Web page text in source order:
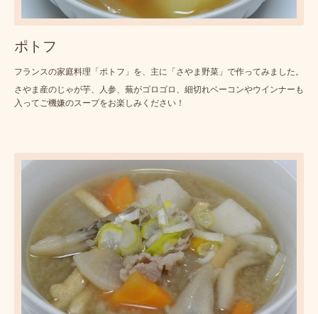
ポトフ
フランスの家庭料理「ポトフ」を、主に「さやま野菜」で作ってみました。
さやま産のじゃが芋、人参、蕪がゴロゴロ、細切れベーコンやウインナーも
入ってご機嫌のスープをお楽しみください！